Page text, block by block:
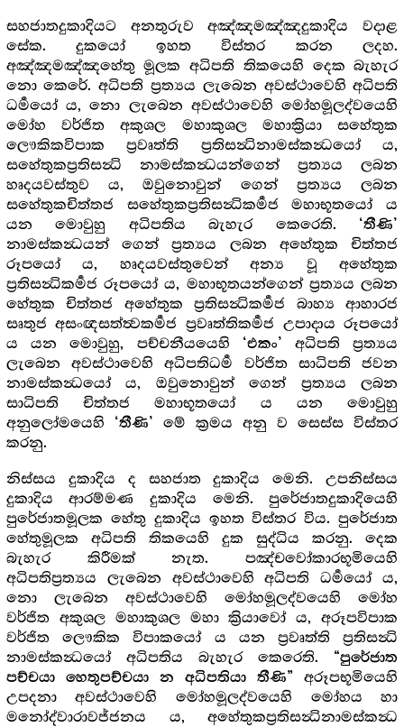
සහජාතදුකාදියට අනතුරුව අඤ්ඤමඤ්ඤදුකාදිය වදාළ
සේක. දුකයෝ ඉහත විස්තර කරන ලදහ.
අඤ්ඤමඤ්ඤහේතු මූලක අධිපති තිකයෙහි දෙක බැහැර
නො කෙරේ. අධිපති ප්‍රත්‍යය ලැබෙන අවස්ථාවෙහි අධිපති
ධර්‍මයෝ ය, නො ලැබෙන අවස්ථාවෙහි මෝහමූලද්වයෙහි
මෝහ වර්ජිත අකුශල මහාකුශල මහාක්‍රියා සහේතුක
ලෞකිකවිපාක ප්‍රවෘත්ති ප්‍රතිසන්‍ධිනාමස්කන්‍ධයෝ ය,
සහේතුකප්‍රතිසන්‍ධි නාමස්කන්‍ධයන්ගෙන් ප්‍රත්‍යය ලබන
හෘදයවස්තුව ය, ඔවුනොවුන් ගෙන් ප්‍රත්‍යය ලබන
සහේතුකචිත්තජ සහේතුකප්‍රතිසන්‍ධිකර්‍මජ මහාභූතයෝ ය
යන මොවුහු අධිපතිය බැහැර කෙරෙති. ‘තීණි’
නාමස්කන්‍ධයන් ගෙන් ප්‍රත්‍යය ලබන අහේතුක චිත්තජ
රූපයෝ ය, හෘදයවස්තුවෙන් අන්‍ය වූ අහේතුක
ප්‍රතිසන්‍ධිකර්‍මජ රූපයෝ ය, මහාභූතයන්ගෙන් ප්‍රත්‍යය ලබන
හේතුක චිත්තජ අහේතුක ප්‍රතිසන්‍ධිකර්‍මජ බාහ්‍ය ආහාරජ
සෘතුජ අසංඥසත්ත්‍වකර්‍මජ ප්‍රවෘත්තිකර්‍මජ උපාදාය රූපයෝ
ය යන මොවුහු, පච්චනීයයෙහි ‘එකං’ අධිපති ප්‍රත්‍යය
ලැබෙන අවස්ථාවෙහි අධිපතිධර්‍ම වර්ජිත සාධිපති ජවන
නාමස්කන්‍ධයෝ ය, ඔවුනොවුන් ගෙන් ප්‍රත්‍යය ලබන
සාධිපති චිත්තජ මහාභූතයෝ ය යන මොවුහු
අනුලෝමයෙහි ‘තීණි’ මේ ක්‍රමය අනු ව සෙස්ස විස්තර
කරනු.
නිස්සය දුකාදිය ද සහජාත දුකාදිය මෙනි. උපනිස්සය
දුකාදිය ආරම්මණ දුකාදිය මෙනි. පුරේජාතදුකාදියෙහි
පුරේජාතමූලක හේතු දුකාදිය ඉහත විස්තර විය. පුරේජාත
හේතුමූලක අධිපති තිකයෙහි දුක සුද්ධිය කරනු. දෙක
බැහැර කිරීමක් නැත. පඤ්චවෝකාරභූමියෙහි
අධිපතිප්‍රත්‍යය ලැබෙන අවස්ථාවෙහි අධිපති ධර්‍මයෝ ය,
නො ලැබෙන අවස්ථාවෙහි මෝහමූලද්වයෙහි මෝහ
වර්ජිත අකුශල මහාකුශල මහා ක්‍රියාවෝ ය, අරූපවිපාක
වර්ජිත ලෞකික විපාකයෝ ය යන ප්‍රවෘත්ති ප්‍රතිසන්‍ධි
නාමස්කන්‍ධයෝ අධිපතිය බැහැර කෙරෙති. “පුරේජාත
පච්චයා හෙතුපච්චයා න අධිපතියා තීණි” අරූපභූමියෙහි
උපදනා අවස්ථාවෙහි මෝහමූලද්වයෙහි මෝහය හා
මනෝද්වාරාවජ්ජනය ය, අහේතුකප්‍රතිසන්‍ධිනාමස්කන්‍ධ